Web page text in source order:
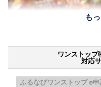
も
ワンストップ
対応
ふるなびワンストップ e申